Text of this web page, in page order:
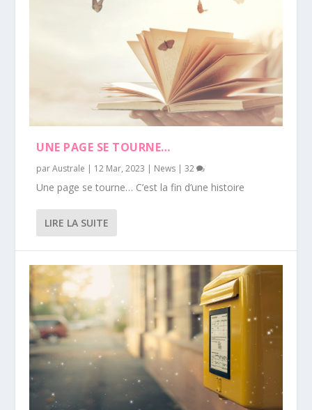
UNE PAGE SE TOURNE…
parAustrale | 12 Mar, 2023 | News |32
Une page se tourne… C’est la fin d’une histoire
LIRE LA SUITE